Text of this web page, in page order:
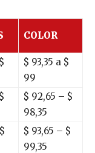
COLOR
$ 93,35 a $
99
$ 92,65 – $
98,35
$ 93,65 – $
99,35